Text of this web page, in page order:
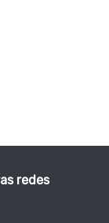
redes